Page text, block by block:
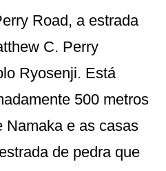
Road, a estrada
C. Perry
Ryosenji. Está
500 metros
Namaka e as casas
de pedra que